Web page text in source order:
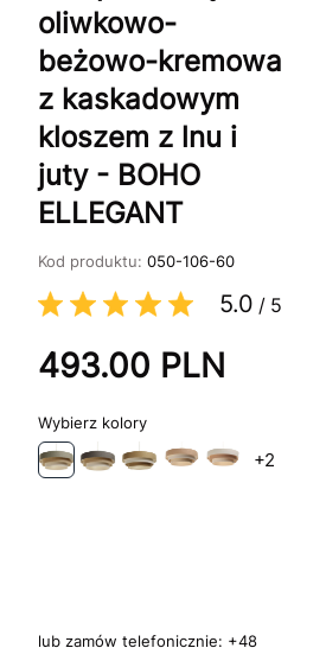
oliwkowo-
beżowo-kremowa
z kaskadowym
kloszem z lnu i
juty - BOHO
ELLEGANT
Kod produktu: 050-106-60
5.0 / 5
493.00 PLN
kolory
+2
lub zamów telefonicznie: +48